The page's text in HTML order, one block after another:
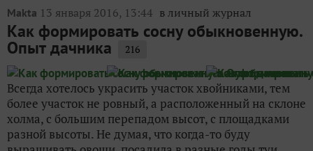
Makta 13 января 2016, 13:44 в личный журнал
Как формировать сосну обыкновенную.
Опыт дачника 216
Всегда хотелось украсить участок хвойниками, тем
более участок не ровный, а расположенный на склоне
холма, с большим перепадом высот, с площадками
разной высоты. Не думая, что когда-то буду